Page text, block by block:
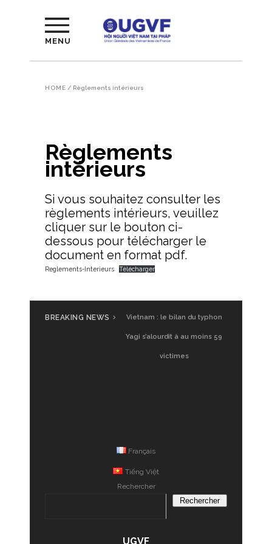
MENU
HOME / Règlements intérieurs
Règlements
intérieurs
Si vous souhaitez consulter les
règlements intérieurs, veuillez
cliquer sur le bouton ci-
dessous pour télécharger le
document en format pdf.
Reglements-Interieurs Télécharger
BREAKING NEWS Vietnam : le bilan du typhon
Yagi s’alourdit à au moins 59
victimes
Français
Tiếng Việt
Rechercher
Rechercher
UGVF